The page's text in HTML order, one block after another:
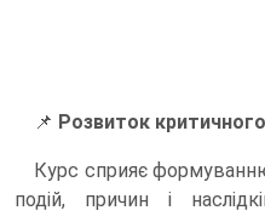
📌 Розвиток
Курс сприяє
подій, причин і